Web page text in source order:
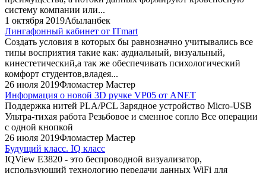
систему компании или...
1 октября 2019Абыланбек
Лингафонный кабинет от ITmart
Создать условия в которых бы равнозначно учитывались все
типы восприятия такие как: аудиальный, визуальный,
кинестетический,а так же обеспечивать психологический
комфорт студентов,владея...
26 июля 2019Фломастер Мастер
Информация о новой 3D ручке VP05 от ANET
Поддержка нитей PLA/PCL Зарядное устройство Micro-USB
Ультра-тихая работа Резьбовое и сменное сопло Все операции
с одной кнопкой
26 июля 2019Фломастер Мастер
Будущий класс. IQ класс
IQView E3820 - это беспроводной визуализатор,
использующий технологию передачи данных WiFi для